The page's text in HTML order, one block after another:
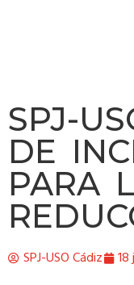
SPJ-
DE
PARA
SPJ-USO Cádiz